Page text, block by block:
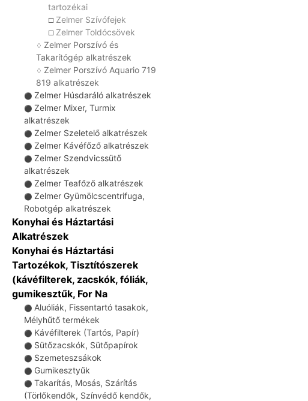
tartozékai
☐ Zelmer Szívófejek
☐ Zelmer Toldócsövek
♢ Zelmer Porszívó és
Takarítógép alkatrészek
♢ Zelmer Porszívó Aquario 719
819 alkatrészek
⚫ Zelmer Húsdaráló alkatrészek
⚫ Zelmer Mixer, Turmix
alkatrészek
⚫ Zelmer Szeletelő alkatrészek
⚫ Zelmer Kávéfőző alkatrészek
⚫ Zelmer Szendvicssütő
alkatrészek
⚫ Zelmer Teafőző alkatrészek
⚫ Zelmer Gyümölcscentrifuga,
Robotgép alkatrészek
Konyhai és Háztartási
Alkatrészek
Konyhai és Háztartási
Tartozékok, Tisztítószerek
(kávéfilterek, zacskók, fóliák,
gumikesztűk, For Na
⚫ Aluóliák, Fissentartó tasakok,
Mélyhűtő termékek
⚫ Kávéfilterek (Tartós, Papír)
⚫ Sütőzacskók, Sütőpapírok
⚫ Szemeteszsákok
⚫ Gumikesztyűk
⚫ Takarítás, Mosás, Szárítás
(Törlőkendők, Színvédő kendők,